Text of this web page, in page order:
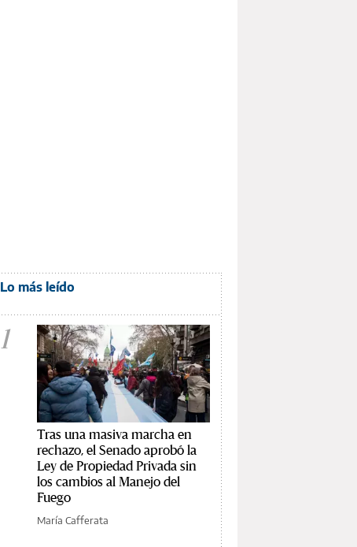
Lo más leído
1
Tras una masiva marcha en
rechazo, el Senado aprobó la
Ley de Propiedad Privada sin
los cambios al Manejo del
Fuego
María Cafferata